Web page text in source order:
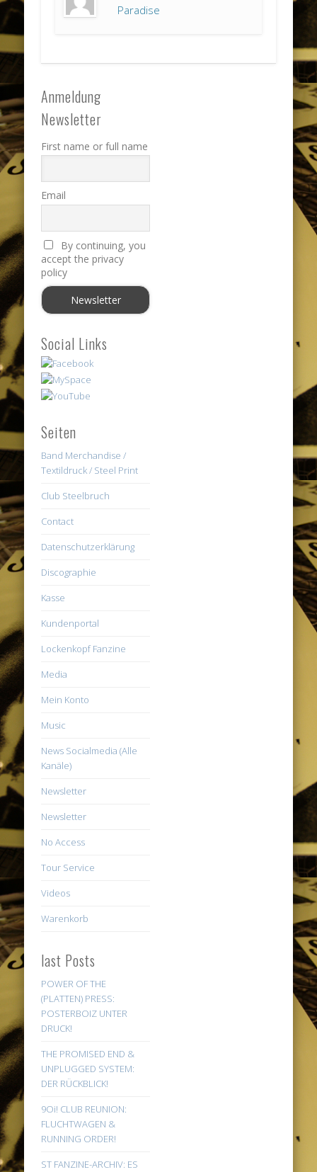
Paradise
Anmeldung
Newsletter
First name or full name
Email
By continuing, you
accept the privacy
policy
Social Links
Seiten
Band Merchandise /
Textildruck / Steel Print
Club Steelbruch
Contact
Datenschutzerklärung
Discographie
Kasse
Kundenportal
Lockenkopf Fanzine
Media
Mein Konto
Music
News Socialmedia (Alle
Kanäle)
Newsletter
Newsletter
No Access
Tour Service
Videos
Warenkorb
last Posts
POWER OF THE
(PLATTEN) PRESS:
POSTERBOIZ UNTER
DRUCK!
THE PROMISED END &
UNPLUGGED SYSTEM:
DER RÜCKBLICK!
9Oi! CLUB REUNION:
FLUCHTWAGEN &
RUNNING ORDER!
ST FANZINE-ARCHIV: ES